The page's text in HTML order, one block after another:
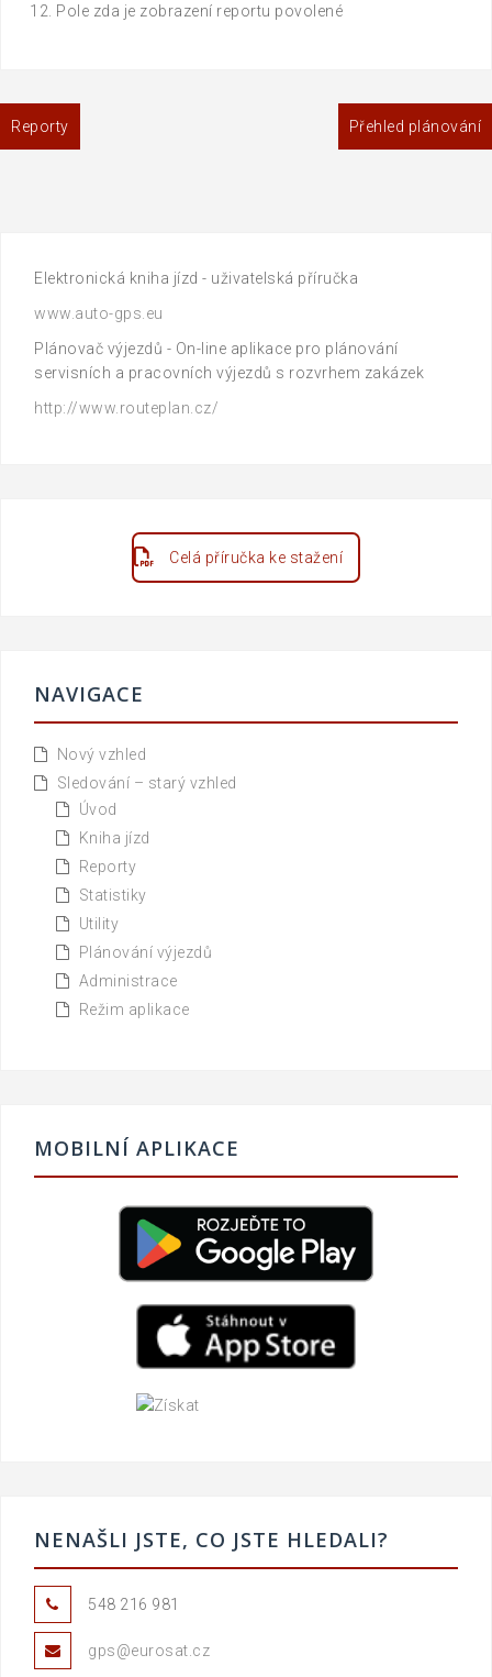
Pole zda je zobrazení reportu povolené
Navigace
pro
Reporty Přehled plánování
Elektronická kniha jízd - uživatelská příručka
www.auto-gps.eu
Plánovač výjezdů - On-line aplikace pro plánování
servisních a pracovních výjezdů s rozvrhem zakázek
http://www.routeplan.cz/
Celá příručka ke stažení
NAVIGACE
Nový vzhled
Sledování – starý vzhled
Úvod
Kniha jízd
Reporty
Statistiky
Utility
Plánování výjezdů
Administrace
Režim aplikace
MOBILNÍ APLIKACE
NENAŠLI JSTE, CO JSTE HLEDALI?
548 216 981
gps@eurosat.cz